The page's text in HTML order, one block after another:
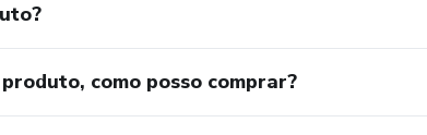
como posso comprar?